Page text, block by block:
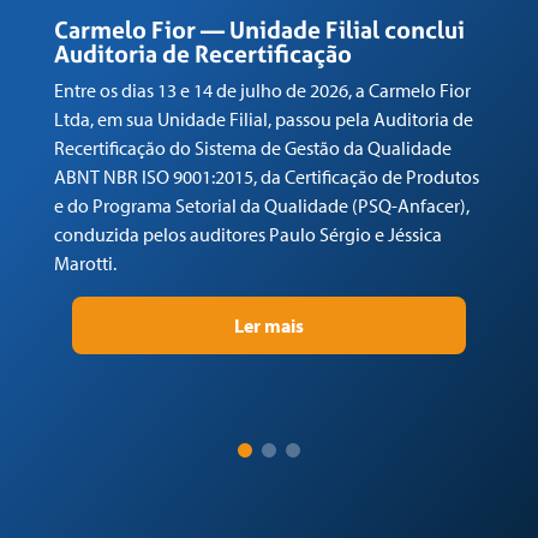
Carmelo Fior — Unidade Filial conclui
Auditoria de Recertificação
Entre os dias 13 e 14 de julho de 2026, a Carmelo Fior
Ltda, em sua Unidade Filial, passou pela Auditoria de
Recertificação do Sistema de Gestão da Qualidade
ABNT NBR ISO 9001:2015, da Certificação de Produtos
e do Programa Setorial da Qualidade (PSQ-Anfacer),
conduzida pelos auditores Paulo Sérgio e Jéssica
Marotti.
Ler mais